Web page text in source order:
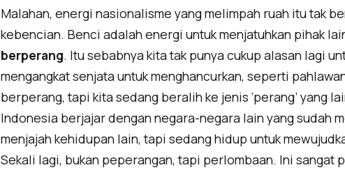
Malahan, energi nasionalisme yang melimpah ruah itu tak
kebencian. Benci adalah energi untuk menjatuhkan pihak
berperang. Itu sebabnya kita tak punya cukup alasan lagi
mengangkat senjata untuk menghancurkan, seperti
berperang, tapi kita sedang beralih ke jenis ‘perang’ yang
Indonesia berjajar dengan negara-negara lain yang sudah
menjajah kehidupan lain, tapi sedang hidup untuk
Sekali lagi, bukan peperangan, tapi perlombaan. Ini sangat